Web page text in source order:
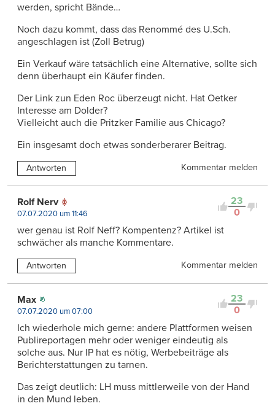
werden, spricht Bände…
Noch dazu kommt, dass das Renommé des U.Sch.
angeschlagen ist (Zoll Betrug)
Ein Verkauf wäre tatsächlich eine Alternative, sollte sich
denn überhaupt ein Käufer finden.
Der Link zun Eden Roc überzeugt nicht. Hat Oetker
Interesse am Dolder?
Vielleicht auch die Pritzker Familie aus Chicago?
Ein insgesamt doch etwas sonderberarer Beitrag.
Antworten Kommentar melden
23
0
Rolf Nerv
07.07.2020 um 11:46
wer genau ist Rolf Neff? Kompentenz? Artikel ist
schwächer als manche Kommentare.
Antworten Kommentar melden
23
0
Max
07.07.2020 um 07:00
Ich wiederhole mich gerne: andere Plattformen weisen
Publireportagen mehr oder weniger eindeutig als
solche aus. Nur IP hat es nötig, Werbebeiträge als
Berichterstattungen zu tarnen.
Das zeigt deutlich: LH muss mittlerweile von der Hand
in den Mund leben.